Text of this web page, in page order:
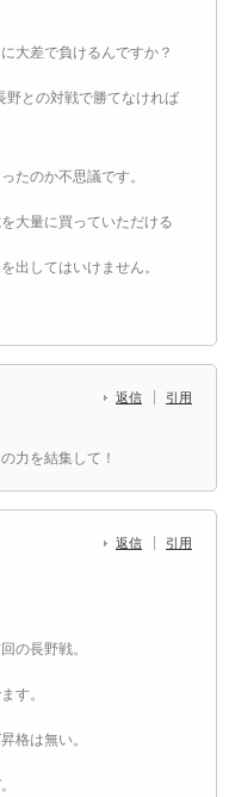
大差で負けるんですか？
野との対戦で勝てなければ
たのか不思議です。
大量に買っていただける
出してはいけません。
返信 引用
力を結集して！
返信 引用
の長野戦。
す。
格は無い。